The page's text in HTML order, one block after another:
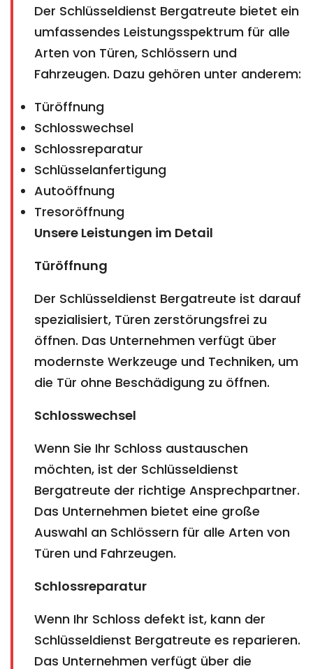
Der Schlüsseldienst Bergatreute bietet ein
umfassendes Leistungsspektrum für alle
Arten von Türen, Schlössern und
Fahrzeugen. Dazu gehören unter anderem:
Türöffnung
Schlosswechsel
Schlossreparatur
Schlüsselanfertigung
Autoöffnung
Tresoröffnung
Unsere Leistungen im Detail
Türöffnung
Der Schlüsseldienst Bergatreute ist darauf
spezialisiert, Türen zerstörungsfrei zu
öffnen. Das Unternehmen verfügt über
modernste Werkzeuge und Techniken, um
die Tür ohne Beschädigung zu öffnen.
Schlosswechsel
Wenn Sie Ihr Schloss austauschen
möchten, ist der Schlüsseldienst
Bergatreute der richtige Ansprechpartner.
Das Unternehmen bietet eine große
Auswahl an Schlössern für alle Arten von
Türen und Fahrzeugen.
Schlossreparatur
Wenn Ihr Schloss defekt ist, kann der
Schlüsseldienst Bergatreute es reparieren.
Das Unternehmen verfügt über die